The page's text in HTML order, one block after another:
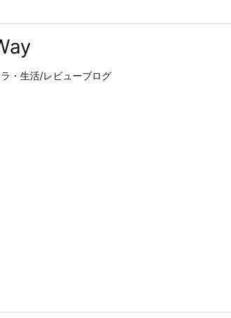
・生活/レビューブログ